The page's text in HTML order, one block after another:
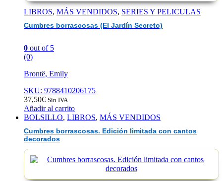
LIBROS, MÁS VENDIDOS, SERIES Y PELICULAS
Cumbres borrascosas (El Jardín Secreto)
0 out of 5
(0)
Brontë, Emily
SKU: 9788410206175
37,50€ Sin IVA
Añadir al carrito
BOLSILLO, LIBROS, MÁS VENDIDOS
Cumbres borrascosas. Edición limitada con cantos
decorados